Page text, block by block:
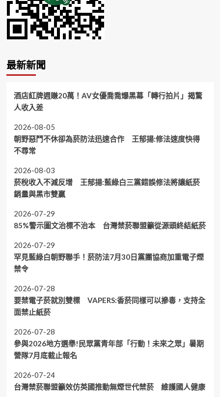
最新新聞
酒店紅牌週賺20萬！AV女優喬喬爆黑幕「轉行拍片」揭驚
人收入差
2026-08-05
朝野惡鬥不休卻為菸防法迅速合作 王郁揚:修法速度快得
不尋常
2026-08-03
菸稅收入不減反增 王郁揚:藍綠白三黨錯誤修法將讓紙菸
銷量與黑市雙贏
2026-07-29
85%警示圖文治標不治本 台灣禁菸聯盟籲從源頭終結紙菸
2026-07-29
罕見藍綠白朝野聯手！菸防法7月30日黨團協商加重電子煙
禁令
2026-07-28
要禁電子菸就別雙標 VAPERS:香菸同樣可以摻毒，支持全
面禁止紙菸
2026-07-28
參與2026地方選舉!民眾黨青年部「行動！未來之眾」暑期
營隊7月底截止報名
2026-07-24
台灣禁菸聯盟籲效仿英國推動無煙世代禁菸 維護國人健康